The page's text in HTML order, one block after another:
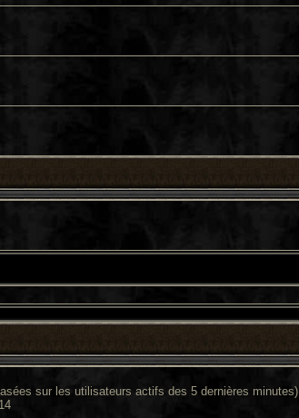
sur les utilisateurs actifs des 5 dernières minutes)